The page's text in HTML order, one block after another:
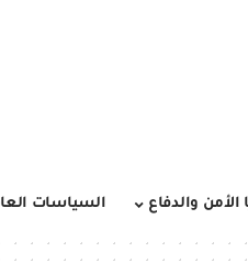
الأمن والدفاع السياسات